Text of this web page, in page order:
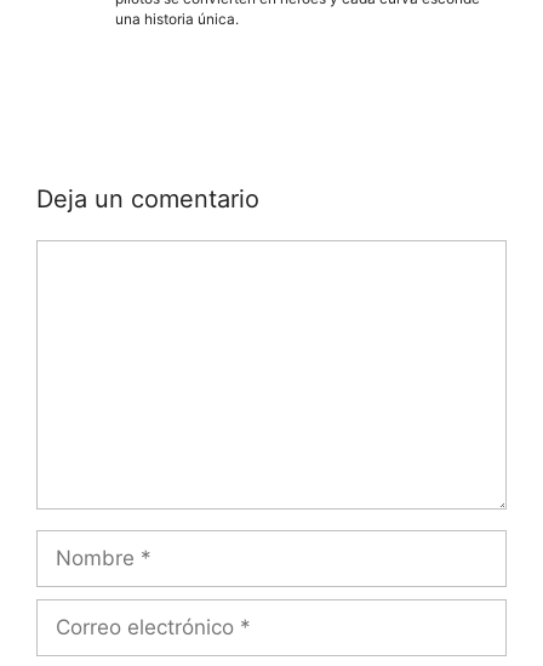
una historia única.
Deja un comentario
Nombre
Correo